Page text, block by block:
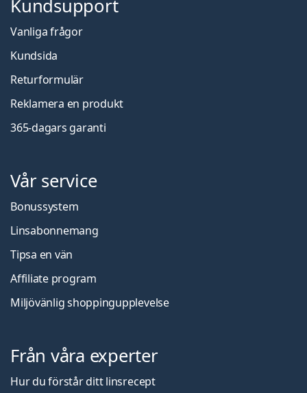
Kundsupport
Vanliga frågor
Kundsida
Returformulär
Reklamera en produkt
365-dagars garanti
Vår service
Bonussystem
Linsabonnemang
Tipsa en vän
Affiliate program
Miljövänlig shoppingupplevelse
Från våra experter
Hur du förstår ditt linsrecept